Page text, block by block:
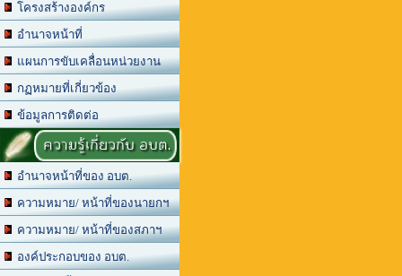
โครงสร้างองค์กร
อำนาจหน้าที่
แผนการขับเคลื่อนหน่วยงาน
กฏหมายที่เกี่ยวข้อง
ข้อมูลการติดต่อ
ความรู้เกี่ยวกับ อบต.
อำนาจหน้าที่ของ อบต.
ความหมาย/ หน้าที่ของนายกฯ
ความหมาย/ หน้าที่ของสภาฯ
องค์ประกอบของ อบต.